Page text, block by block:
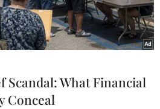
Scandal: What Financial
Conceal